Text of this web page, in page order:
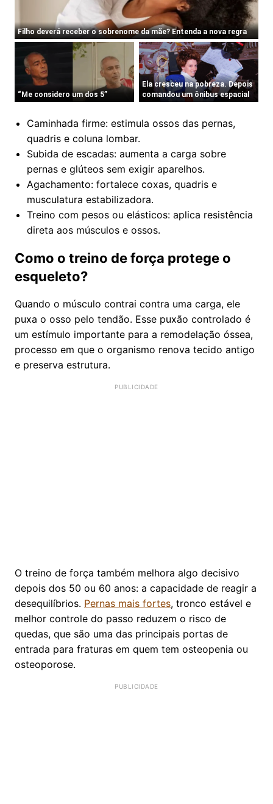
Caminhada firme: estimula ossos das pernas,
quadris e coluna lombar.
Subida de escadas: aumenta a carga sobre
pernas e glúteos sem exigir aparelhos.
Agachamento: fortalece coxas, quadris e
musculatura estabilizadora.
Treino com pesos ou elásticos: aplica resistência
direta aos músculos e ossos.
Como o treino de força protege o
esqueleto?
Quando o músculo contrai contra uma carga, ele
puxa o osso pelo tendão. Esse puxão controlado é
um estímulo importante para a remodelação óssea,
processo em que o organismo renova tecido antigo
e preserva estrutura.
O treino de força também melhora algo decisivo
depois dos 50 ou 60 anos: a capacidade de reagir a
desequilíbrios. Pernas mais fortes, tronco estável e
melhor controle do passo reduzem o risco de
quedas, que são uma das principais portas de
entrada para fraturas em quem tem osteopenia ou
osteoporose.